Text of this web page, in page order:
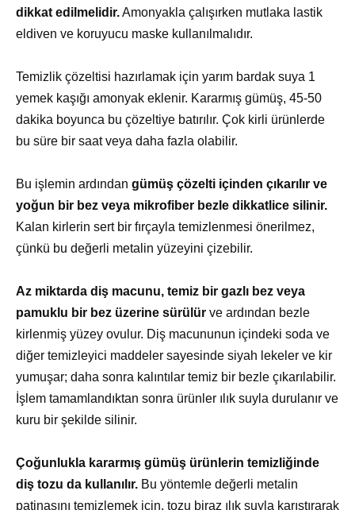
dikkat edilmelidir.Amonyakla çalışırken mutlaka lastik
eldiven ve koruyucu maske kullanılmalıdır.
Temizlik çözeltisi hazırlamak için yarım bardak suya 1
yemek kaşığı amonyak eklenir. Kararmış gümüş, 45-50
dakika boyunca bu çözeltiye batırılır. Çok kirli ürünlerde
bu süre bir saat veya daha fazla olabilir.
Bu işlemin ardından gümüş çözelti içinden çıkarılır ve
yoğun bir bez veya mikrofiber bezle dikkatlice silinir.
Kalan kirlerin sert bir fırçayla temizlenmesi önerilmez,
çünkü bu değerli metalin yüzeyini çizebilir.
Az miktarda diş macunu, temiz bir gazlı bez veya
pamuklu bir bez üzerine sürülür ve ardından bezle
kirlenmiş yüzey ovulur. Diş macununun içindeki soda ve
diğer temizleyici maddeler sayesinde siyah lekeler ve kir
yumuşar; daha sonra kalıntılar temiz bir bezle çıkarılabilir.
İşlem tamamlandıktan sonra ürünler ılık suyla durulanır ve
kuru bir şekilde silinir.
Çoğunlukla kararmış gümüş ürünlerin temizliğinde
diş tozu da kullanılır. Bu yöntemle değerli metalin
patinasını temizlemek için, tozu biraz ılık suyla karıştırarak